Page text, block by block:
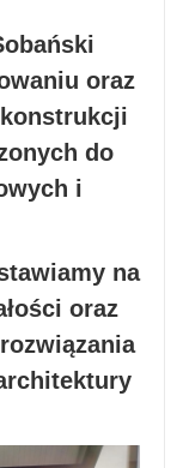
oraz
do
i
na
oraz